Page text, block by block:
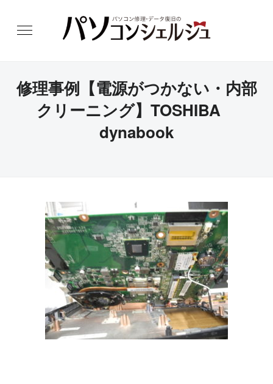
修理事例【電源がつかない・内部
クリーニング】TOSHIBA
dynabook